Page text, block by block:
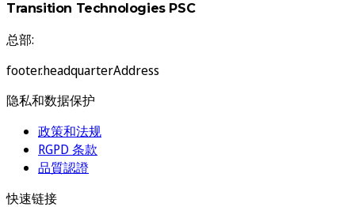
Transition Technologies PSC
总部:
footer.headquarterAddress
隐私和数据保护
政策和法规
RGPD 条款
品質認證
快速链接